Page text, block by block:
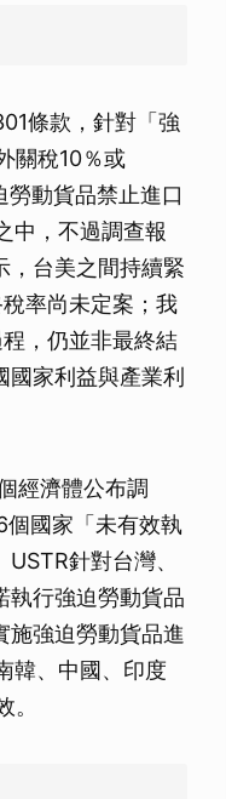
條款，針對「強
關稅10％或
動貨品禁止進口
中，不過調查報
，台美之間持續緊
率尚未定案；我
，仍並非最終結
家利益與產業利
經濟體公布調
國家「未有效執
針對台灣、
執行強迫勞動貨品
施強迫勞動貨品進
韓、中國、印度